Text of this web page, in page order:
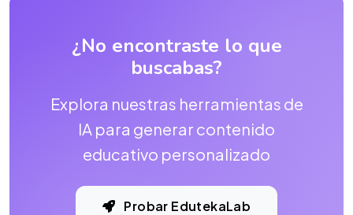
¿No encontraste lo que
buscabas?
Explora nuestras herramientas de
IA para generar contenido
educativo personalizado
Probar EdutekaLab